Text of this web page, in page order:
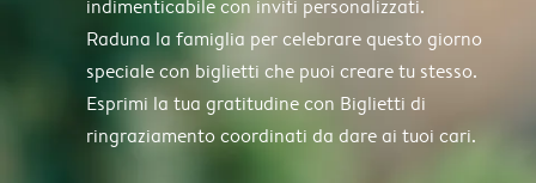
indimenticabile con inviti personalizzati.
Raduna la famiglia per celebrare questo giorno
speciale con biglietti che puoi creare tu stesso.
Esprimi la tua gratitudine con Biglietti di
ringraziamento coordinati da dare ai tuoi cari.